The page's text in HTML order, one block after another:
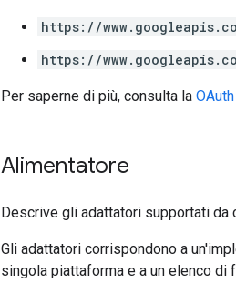
https://
https://
Per saperne di più, consulta la
Alimentatore
Descrive gli adattatori supportati da
Gli adattatori corrispondono a
singola piattaforma e a un elenco di